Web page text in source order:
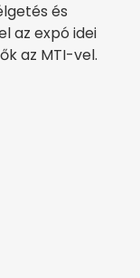
és
az expó idei
az MTI-vel.